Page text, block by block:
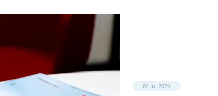
04 jul 2024